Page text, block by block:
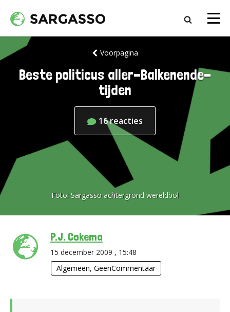
Voorpagina
Beste politicus aller-Balkenende-
tijden
16reacties
Foto: Sargasso achtergrond wereldbol
P.J. Cokema
15 december 2009 , 15:48
Algemeen, GeenCommentaar